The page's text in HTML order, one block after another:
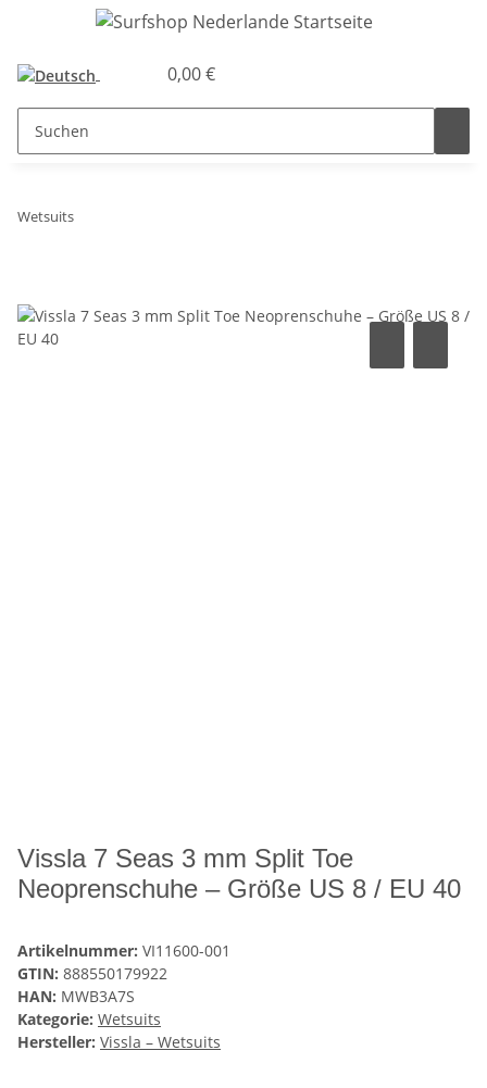
0,00 €
Wetsuits
Vissla 7 Seas 3 mm Split Toe
Neoprenschuhe – Größe US 8 / EU 40
Artikelnummer: VI11600-001
GTIN: 888550179922
HAN: MWB3A7S
Kategorie: Wetsuits
Hersteller: Vissla – Wetsuits